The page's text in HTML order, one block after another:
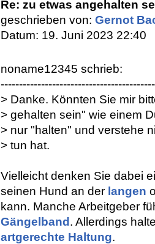
Re: zu etwas angehalten
geschrieben von: Gernot
Datum: 19. Juni 2023 22:40
noname12345 schrieb:
> Danke. Könnten Sie mir
> gehalten sein" wie einem
> nur "halten" und verstehe
> tun hat.
Vielleicht denken Sie dabei
seinen Hund an der langen
kann. Manche Arbeitgeber
Gängelband. Allerdings
artgerechte Haltung.